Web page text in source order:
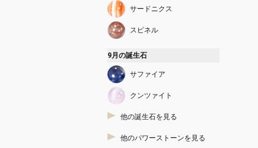
サードニクス
スピネル
9月の誕生石
サファイア
クンツァイト
他の誕生石を見る
他のパワーストーンを見る